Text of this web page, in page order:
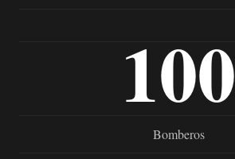
100
Bomberos